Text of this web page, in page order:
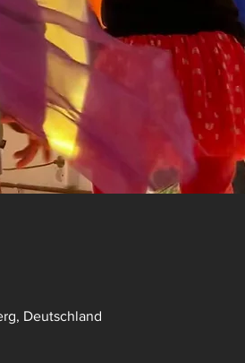
Deutschland